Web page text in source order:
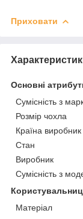
Приховати
Основні
Сумісність з
Розмір чохла
Країна виробник
Стан
Виробник
Сумісність з
Матеріал